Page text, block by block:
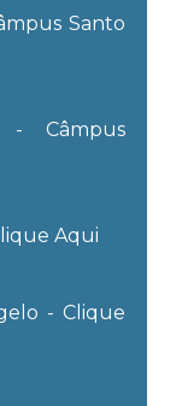
Santo
- Câmpus
Aqui
- Clique